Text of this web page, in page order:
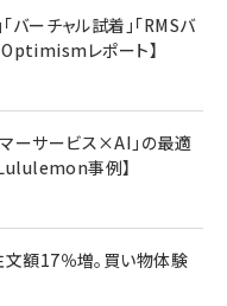
バーチャル試着」「RMSバ
レポート】
ーサービス×AI」の最適
事例】
文額17％増。買い物体験